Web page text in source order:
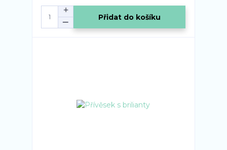
Přidat do košíku